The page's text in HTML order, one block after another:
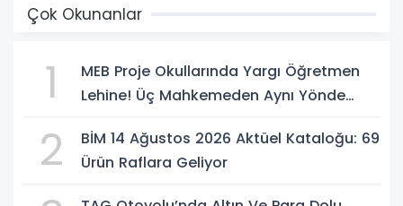
Çok Okunanlar
1
MEB Proje Okullarında Yargı Öğretmen
Lehine! Üç Mahkemeden Aynı Yönde
2
BİM 14 Ağustos 2026 Aktüel Kataloğu: 69
Ürün Raflara Geliyor